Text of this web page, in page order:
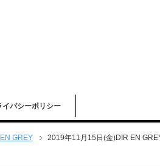
イバシーポリシー
GREY
2019年11月15日(金)DIR EN